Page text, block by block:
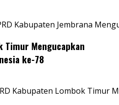
Kabupaten Jembrana
Timur Mengucapkan
ke-78
Kabupaten Lombok Timur